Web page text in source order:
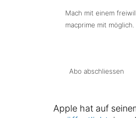
Mach mit einem
macprime mit möglich.
Abo abschliessen
Apple hat auf